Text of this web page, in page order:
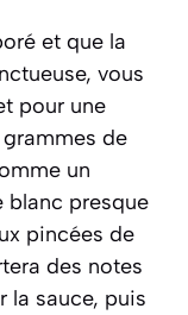
et que la
vous
pour une
de
un
blanc presque
pincées de
des notes
la sauce, puis